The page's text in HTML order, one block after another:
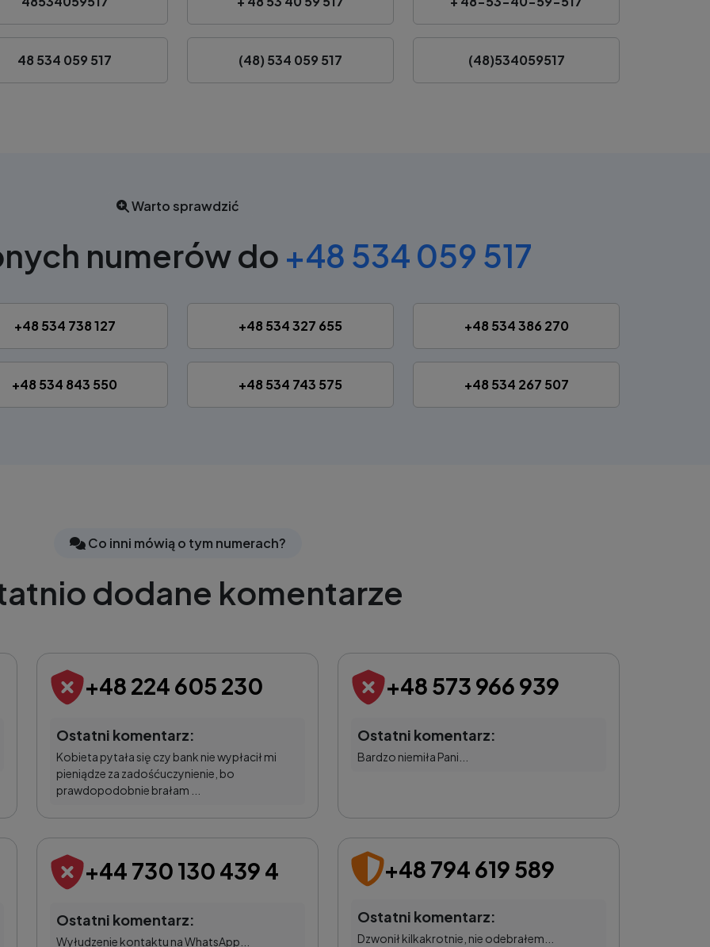
48 534 059 517 (48) 534 059 517 (48)534059517
Warto sprawdzić
numerów do +48 534 059 517
+48 534 738 127 +48 534 327 655 +48 534 386 270
+48 534 843 550 +48 534 743 575 +48 534 267 507
Co inni mówią o tym numerach?
dodane komentarze
+48 224 605 230
Ostatni komentarz:
Kobieta pytała się czy bank nie wypłacił mi
pieniądze za zadośćuczynienie, bo
prawdopodobnie brałam ...
+48 573 966 939
Ostatni komentarz:
Bardzo niemiła Pani...
+44 730 130 439 4
Ostatni komentarz:
Wyłudzenie kontaktu na WhatsApp...
+48 794 619 589
Ostatni komentarz:
Dzwonił kilkakrotnie, nie odebrałem...